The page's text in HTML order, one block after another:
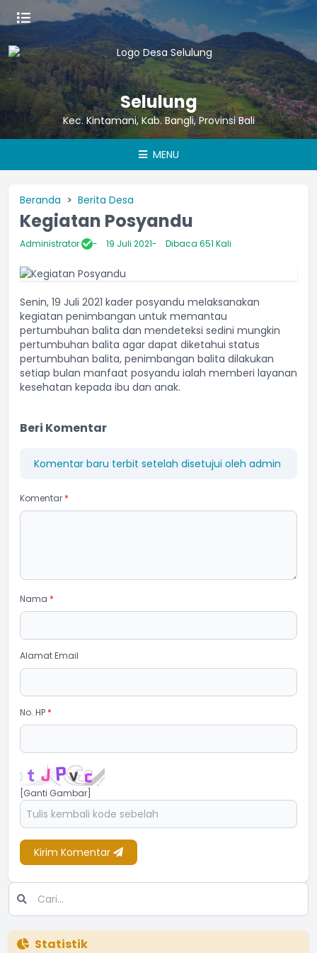
Selulung
Kec. Kintamani, Kab. Bangli, Provinsi Bali
MENU
Beranda Berita Desa
Kegiatan Posyandu
Administrator 19 Juli 2021 Dibaca 651 Kali
Senin, 19 Juli 2021 kader posyandu melaksanakan
kegiatan penimbangan untuk memantau
pertumbuhan balita dan mendeteksi sedini mungkin
pertumbuhan balita agar dapat diketahui status
pertumbuhan balita, penimbangan balita dilakukan
setiap bulan manfaat posyandu ialah memberi layanan
kesehatan kepada ibu dan anak.
Beri Komentar
Komentar baru terbit setelah disetujui oleh admin
Komentar *
Nama *
Alamat Email
No. HP *
[Ganti Gambar]
Kirim Komentar
Statistik